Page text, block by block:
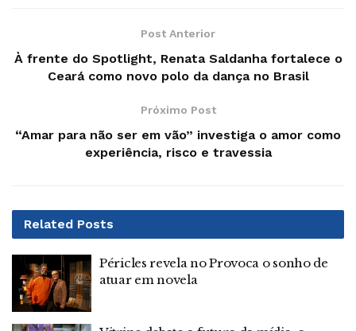
Post Anterior
À frente do Spotlight, Renata Saldanha fortalece o
Ceará como novo polo da dança no Brasil
Próximo Post
“Amar para não ser em vão” investiga o amor como
experiência, risco e travessia
Related Posts
Péricles revela no Provoca o sonho de
atuar em novela